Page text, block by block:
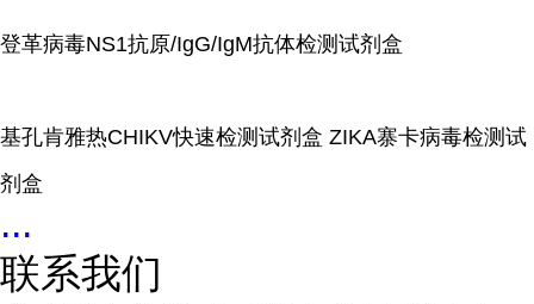
登革病毒NS1抗原/IgG/IgM抗体检测试剂盒
基孔肯雅热CHIKV快速检测试剂盒 ZIKA寨卡病毒检测试
剂盒
...
联系我们